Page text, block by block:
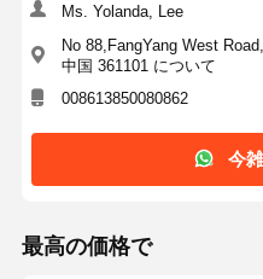
Ms. Yolanda, Lee
No 88,FangYang West
中国 361101 について
008613850080862
今
最高の価格で